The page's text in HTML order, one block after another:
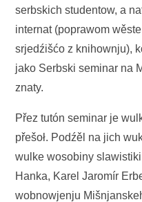
serbskich studentow, a
internat (poprawom
srjedźišćo z knihownju),
jako Serbski seminar na
znaty.
Přez tutón seminar je
přešoł. Podźěl na jich
wulke wosobiny
Hanka, Karel Jaromír
wobnowjenju